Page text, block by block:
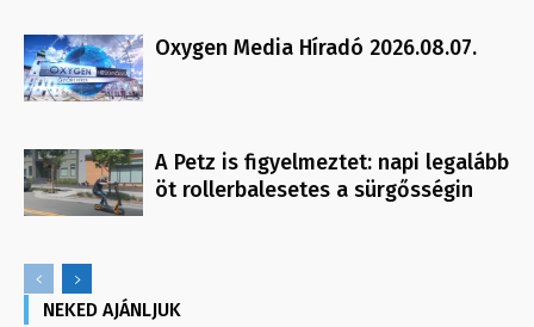
Oxygen Media Híradó 2026.08.07.
A Petz is figyelmeztet: napi legalább
öt rollerbalesetes a sürgősségin
NEKED AJÁNLJUK